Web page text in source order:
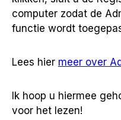
computer zodat de
functie wordt
Lees hier meer over
Ik hoop u hiermee
voor het lezen!